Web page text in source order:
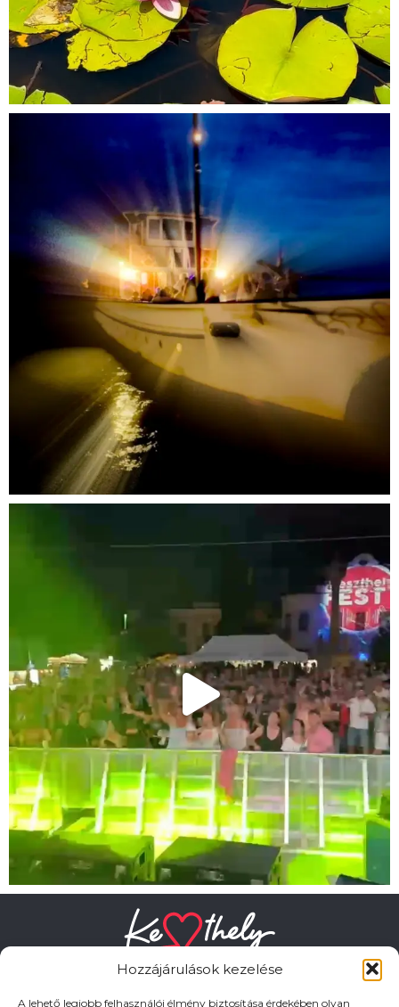
Hozzájárulások kezelése
A lehető legjobb felhasználói élmény biztosítása érdekében olyan